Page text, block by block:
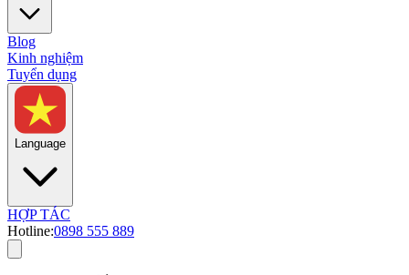
Blog
Kinh nghiệm
Tuyển dụng
Language
HỢP TÁC
Hotline:0898 555 889